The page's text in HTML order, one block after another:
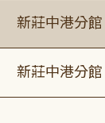
新莊中港分館
新莊中港分館